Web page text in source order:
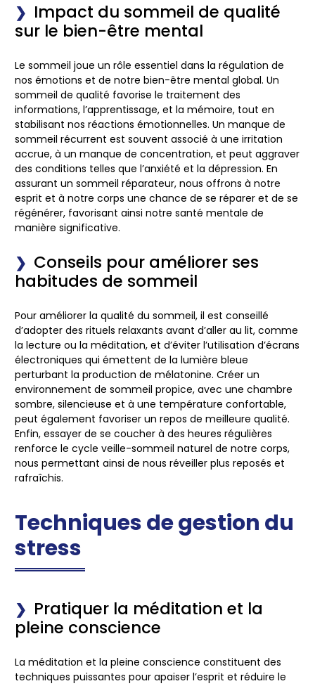
Impact du sommeil de qualité
sur le bien-être mental
Le sommeil joue un rôle essentiel dans la régulation de
nos émotions et de notre bien-être mental global. Un
sommeil de qualité favorise le traitement des
informations, l’apprentissage, et la mémoire, tout en
stabilisant nos réactions émotionnelles. Un manque de
sommeil récurrent est souvent associé à une irritation
accrue, à un manque de concentration, et peut aggraver
des conditions telles que l’anxiété et la dépression. En
assurant un sommeil réparateur, nous offrons à notre
esprit et à notre corps une chance de se réparer et de se
régénérer, favorisant ainsi notre santé mentale de
manière significative.
Conseils pour améliorer ses
habitudes de sommeil
Pour améliorer la qualité du sommeil, il est conseillé
d’adopter des rituels relaxants avant d’aller au lit, comme
la lecture ou la méditation, et d’éviter l’utilisation d’écrans
électroniques qui émettent de la lumière bleue
perturbant la production de mélatonine. Créer un
environnement de sommeil propice, avec une chambre
sombre, silencieuse et à une température confortable,
peut également favoriser un repos de meilleure qualité.
Enfin, essayer de se coucher à des heures régulières
renforce le cycle veille-sommeil naturel de notre corps,
nous permettant ainsi de nous réveiller plus reposés et
rafraîchis.
Techniques de gestion du
stress
Pratiquer la méditation et la
pleine conscience
La méditation et la pleine conscience constituent des
techniques puissantes pour apaiser l’esprit et réduire le